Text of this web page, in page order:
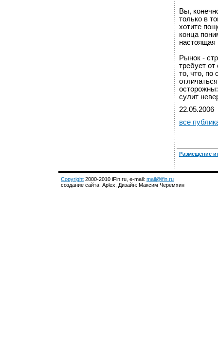
Вы,
только в
хотите
конца
Рынок -
требует
то, что, по
сулит
22.05.2006
все
Размещение
Copyright 2000-2010 iFin.ru, e-mail: mail@ifin.ru
создание сайта: Aplex, Дизайн: Максим Черемхин